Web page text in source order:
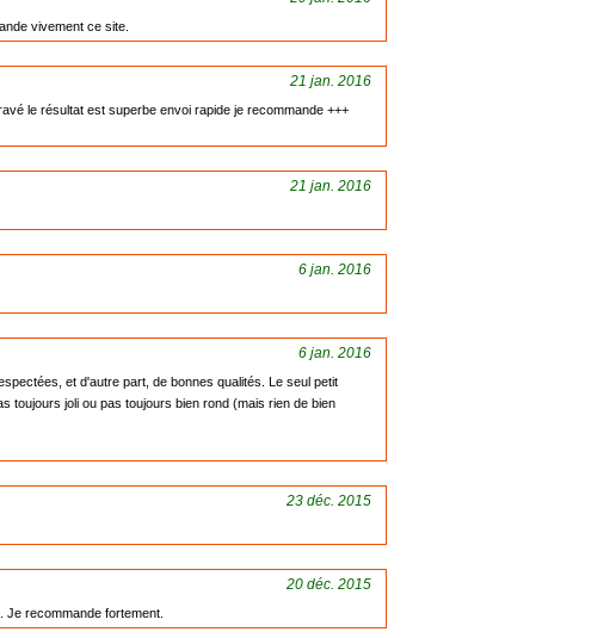
vivement ce site.
21 jan. 2016
le résultat est superbe envoi rapide je recommande +++
21 jan. 2016
6 jan. 2016
6 jan. 2016
et d'autre part, de bonnes qualités. Le seul petit
toujours joli ou pas toujours bien rond (mais rien de bien
23 déc. 2015
20 déc. 2015
recommande fortement.